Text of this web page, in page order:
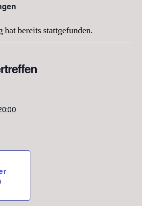
hat bereits stattgefunden.